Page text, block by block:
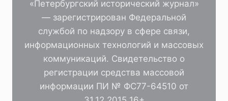
«Петербургский исторический журнал»
— зарегистрирован Федеральной
службой по надзору в сфере связи,
информационных технологий и массовых
коммуникаций. Свидетельство о
регистрации средства массовой
информации ПИ № ФС77-64510 от